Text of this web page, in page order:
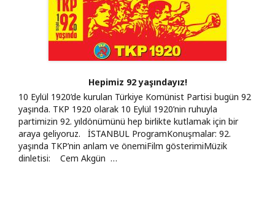
Hepimiz 92 yaşındayız!
10 Eylül 1920’de kurulan Türkiye Komünist Partisi bugün 92
yaşında. TKP 1920 olarak 10 Eylül 1920’nin ruhuyla
partimizin 92. yıldönümünü hep birlikte kutlamak için bir
araya geliyoruz. İSTANBUL ProgramKonuşmalar: 92.
yaşında TKP’nin anlam ve önemiFilm gösterimiMüzik
dinletisi: Cem Akgün …